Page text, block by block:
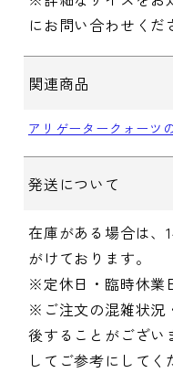
にお問い合わせくだ
関連商品
アリゲータークォーツ
発送について
在庫がある場合は、
がけております。
※定休日・臨時休業
※ご注文の混雑状況
後することがござい
してご参考にしてく